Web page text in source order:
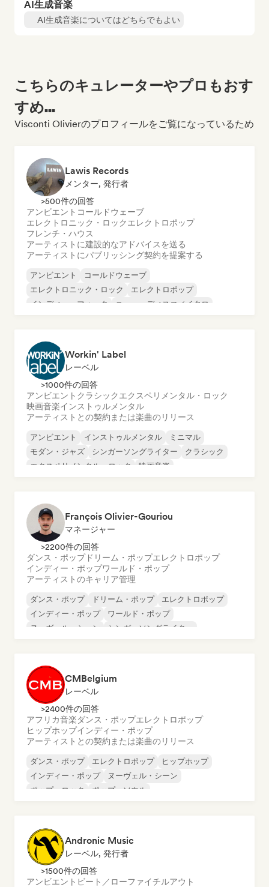
AI生成音楽
AI生成音楽についてはどちらでもよい
こちらのキュレーターやプロもおす
すめ...
Visconti Olivierのプロフィールをご覧になっているため
Lawis Records
メンター, 発行者
>500件の回答
アンビエント コールドウェーブ
エレクトロニック・ロックエレクトロポップ
フレンチ・ハウス
アーティストに建設的なアドバイスを送る
アーティストにパブリッシング契約を提案する
アンビエント
コールドウェーブ
エレクトロニック・ロック
エレクトロポップ
インディー・フォーク
ニュー・ディスコ／イタロ
Workin' Label
レーベル
>1000件の回答
アンビエント クラシックエクスペリメンタル・ロック
映画音楽インストゥルメンタル
アーティストとの契約または楽曲のリリース
アンビエント インストゥルメンタル
ミニマル
モダン・ジャズ
シンガーソングライター
クラシック
エクスペリメンタル・ロック
映画音楽
François Olivier-Gouriou
マネージャー
>2200件の回答
ダンス・ポップドリーム・ポップエレクトロポップ
インディー・ポップワールド・ポップ
アーティストのキャリア管理
ダンス・ポップ ドリーム・ポップ
エレクトロポップ
インディー・ポップ
ワールド・ポップ
ヌーヴェル・シーン
シンガーソングライター
CMBelgium
レーベル
>2400件の回答
アフリカ音楽ダンス・ポップエレクトロポップ
ヒップホップインディー・ポップ
アーティストとの契約または楽曲のリリース
ダンス・ポップ エレクトロポップ
ヒップホップ
インディー・ポップ
ヌーヴェル・シーン
ポップ・ロック
ポップ・ソウル
Andronic Music
レーベル, 発行者
>1500件の回答
アンビエント ビート／ローファイチルアウト